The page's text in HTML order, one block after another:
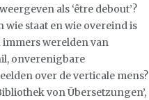
als ‘être debout’?
wie staat en wie overeind is
werelden van
onverenigbare
over de verticale mens?
von Übersetzungen’,